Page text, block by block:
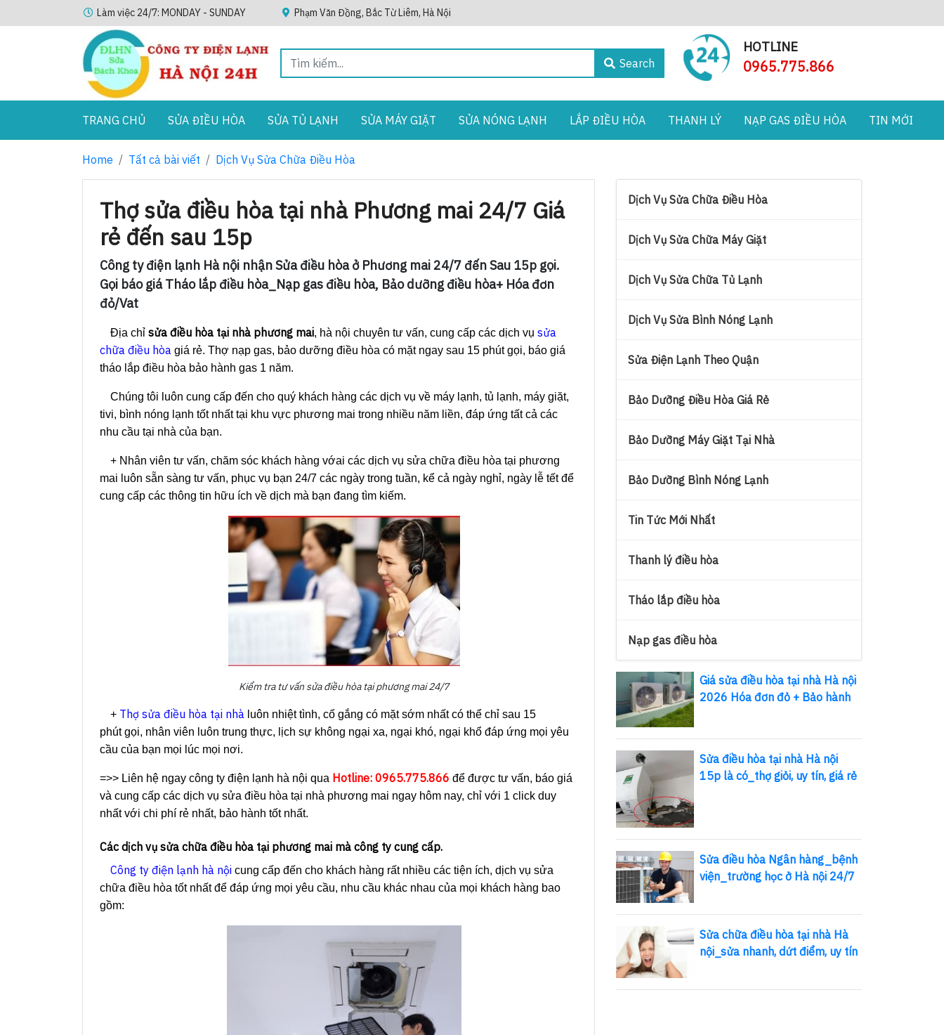
Làm việc 24/7: MONDAY - SUNDAY Phạm Văn Đồng, Bắc Từ Liêm, Hà Nội
Search
HOTLINE
0965.775.866
TRANG CHỦ SỬA ĐIỀU HÒA SỬA TỦ LẠNH SỬA MÁY GIẶT SỬA NÓNG LẠNH LẮP ĐIỀU HÒA THANH LÝ NẠP GAS ĐIỀU HÒA TIN MỚI
Home Tất cả bài viết Dịch Vụ Sửa Chữa Điều Hòa
Thợ sửa điều hòa tại nhà Phương mai 24/7 Giá
rẻ đến sau 15p
Công ty điện lạnh Hà nội nhận Sửa điều hòa ở Phương mai 24/7 đến Sau 15p gọi.
Gọi báo giá Tháo lắp điều hòa_Nạp gas điều hòa, Bảo dưỡng điều hòa+ Hóa đơn
đỏ/Vat
Địa chỉ sửa điều hòa tại nhà phương mai, hà nội chuyên tư vấn, cung cấp các dịch vụ sửa
chữa điều hòa giá rẻ. Thợ nạp gas, bảo dưỡng điều hòa có mặt ngay sau 15 phút gọi, báo giá
tháo lắp điều hòa bảo hành gas 1 năm.
Chúng tôi luôn cung cấp đến cho quý khách hàng các dịch vụ về máy lạnh, tủ lạnh, máy giặt,
tivi, bình nóng lạnh tốt nhất tại khu vực phương mai trong nhiều năm liền, đáp ứng tất cả các
nhu cầu tại nhà của bạn.
+ Nhân viên tư vấn, chăm sóc khách hàng vớai các dịch vụ sửa chữa điều hòa tại phương
mai luôn sẵn sàng tư vấn, phục vụ bạn 24/7 các ngày trong tuần, kể cả ngày nghỉ, ngày lễ tết để
cung cấp các thông tin hữu ích về dịch mà bạn đang tìm kiếm.
Kiểm tra tư vấn sửa điều hòa tại phương mai 24/7
+ Thợ sửa điều hòa tại nhà luôn nhiệt tình, cố gắng có mặt sớm nhất có thể chỉ sau 15
phút gọi, nhân viên luôn trung thực, lịch sự không ngại xa, ngại khó, ngại khổ đáp ứng mọi yêu
cầu của bạn mọi lúc mọi nơi.
=>> Liên hệ ngay công ty điện lạnh hà nội qua Hotline: 0965.775.866 để được tư vấn, báo giá
và cung cấp các dịch vụ sửa điều hòa tại nhà phương mai ngay hôm nay, chỉ với 1 click duy
nhất với chi phí rẻ nhất, bảo hành tốt nhất.
Các dịch vụ sửa chữa điều hòa tại phương mai mà công ty cung cấp.
Công ty điện lạnh hà nội cung cấp đến cho khách hàng rất nhiều các tiện ích, dịch vụ sửa
chữa điều hòa tốt nhất để đáp ứng mọi yêu cầu, nhu cầu khác nhau của mọi khách hàng bao
gồm:
Dịch Vụ Sửa Chữa Điều Hòa
Dịch Vụ Sửa Chữa Máy Giặt
Dịch Vụ Sửa Chữa Tủ Lạnh
Dịch Vụ Sửa Bình Nóng Lạnh
Sửa Điện Lạnh Theo Quận
Bảo Dưỡng Điều Hòa Giá Rẻ
Bảo Dưỡng Máy Giặt Tại Nhà
Bảo Dưỡng Bình Nóng Lạnh
Tin Tức Mới Nhất
Thanh lý điều hòa
Tháo lắp điều hòa
Nạp gas điều hòa
Giá sửa điều hòa tại nhà Hà nội
2026 Hóa đơn đỏ + Bảo hành
Sửa điều hòa tại nhà Hà nội
15p là có_thợ giỏi, uy tín, giá rẻ
Sửa điều hòa Ngân hàng_bệnh
viện_trường học ở Hà nội 24/7
Sửa chữa điều hòa tại nhà Hà
nội_sửa nhanh, dứt điểm, uy tín